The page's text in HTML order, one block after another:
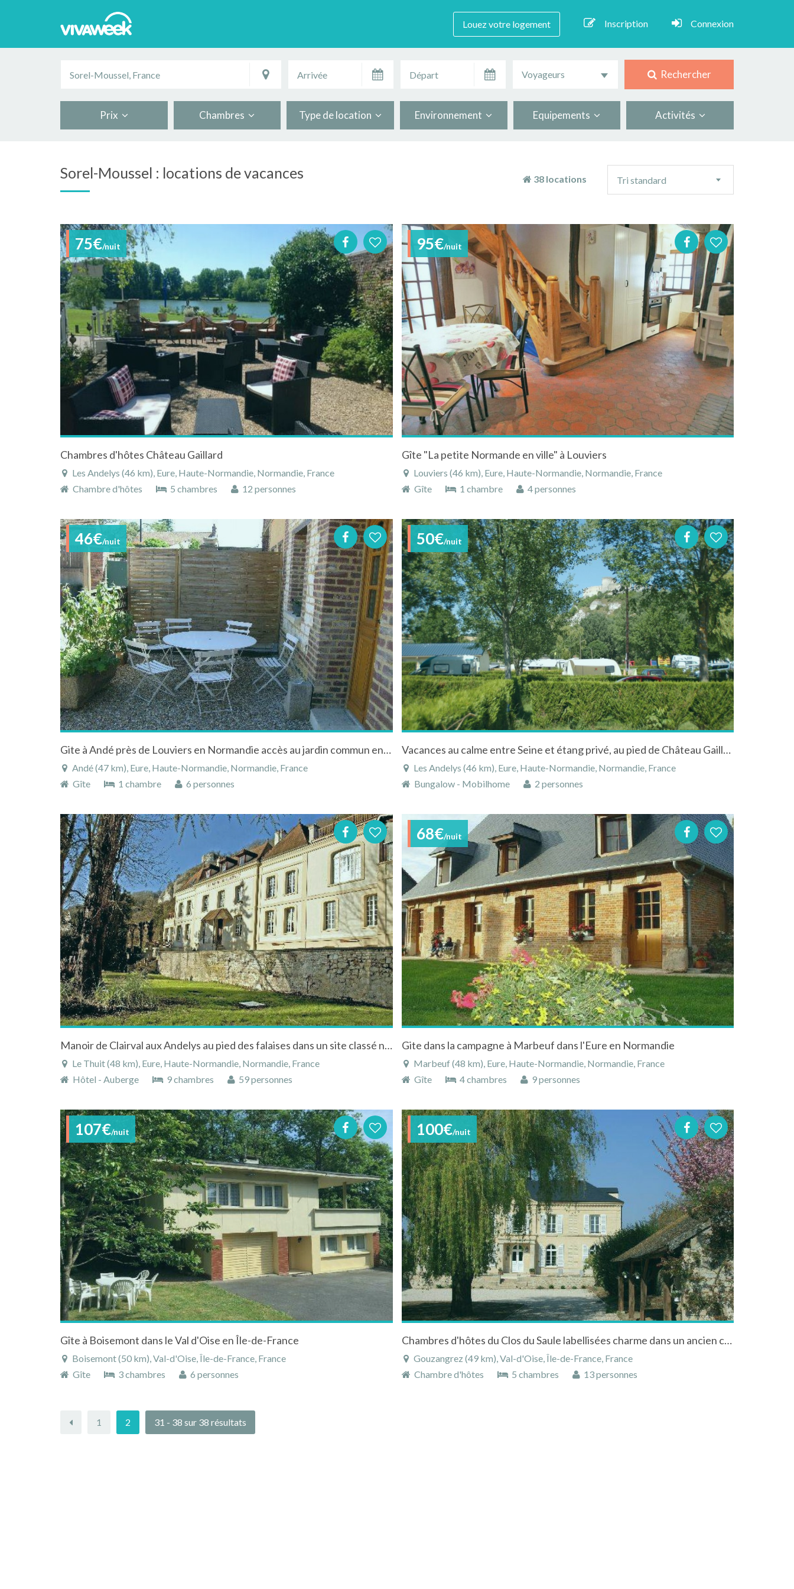
Louez votre logement Inscription Connexion
Voyageurs Rechercher
Prix Chambres Type de location Environnement Equipements Activités
Sorel-Moussel : locations de vacances 38 locations
tri
Tri standard
75€/nuit
Chambres d'hôtes Château Gaillard
Les Andelys (46 km), Eure, Haute-Normandie, Normandie, France
Chambre d'hôtes
5 chambres 12 personnes
95€/nuit
Gîte "La petite Normande en ville" à Louviers
Louviers (46 km), Eure, Haute-Normandie, Normandie, France
Gîte
1 chambre 4 personnes
46€/nuit
Gite à Andé près de Louviers en Normandie accès au jardin commun en bord de seine
Andé (47 km), Eure, Haute-Normandie, Normandie, France
Gîte
1 chambre 6 personnes
50€/nuit
Vacances au calme entre Seine et étang privé, au pied de Château Gaillard
Les Andelys (46 km), Eure, Haute-Normandie, Normandie, France
Bungalow - Mobilhome
2 personnes
Manoir de Clairval aux Andelys au pied des falaises dans un site classé natura 2000 en bord de Seine
Le Thuit (48 km), Eure, Haute-Normandie, Normandie, France
Hôtel - Auberge
9 chambres 59 personnes
68€/nuit
Gite dans la campagne à Marbeuf dans l'Eure en Normandie
Marbeuf (48 km), Eure, Haute-Normandie, Normandie, France
Gîte
4 chambres 9 personnes
107€/nuit
Gîte à Boisemont dans le Val d'Oise en Île-de-France
Boisemont (50 km), Val-d'Oise, Île-de-France, France
Gîte
3 chambres 6 personnes
100€/nuit
Chambres d'hôtes du Clos du Saule labellisées charme dans un ancien corps de ferme du XIX siecle
Gouzangrez (49 km), Val-d'Oise, Île-de-France, France
Chambre d'hôtes
5 chambres 13 personnes
« précedent
1 2 31 - 38 sur 38 résultats